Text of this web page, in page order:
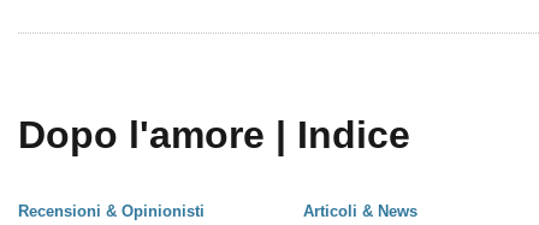
Dopo l'amore | Indice
Recensioni & Opinionisti
Articoli & News